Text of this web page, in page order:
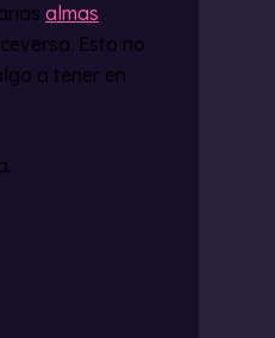
almas
Esto no
a tener en